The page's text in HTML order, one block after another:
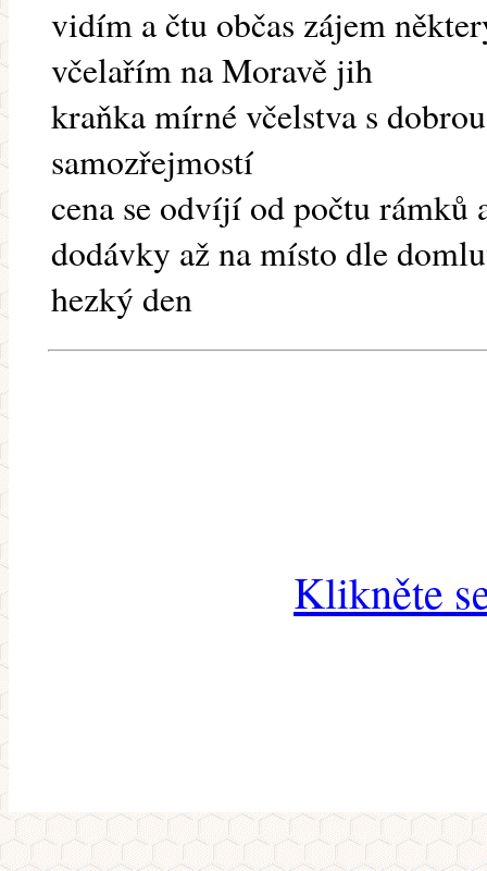
vidím a čtu občas zájem
včelařím na Moravě jih
kraňka mírné včelstva s
samozřejmostí
cena se odvíjí od počtu
dodávky až na místo dle
hezký den
Klikněte